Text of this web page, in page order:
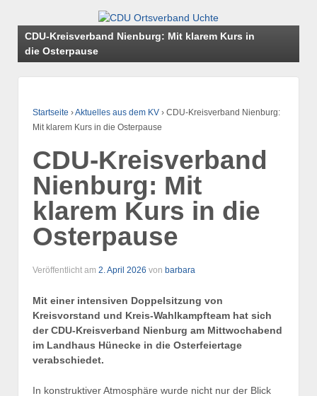
CDU-Kreisverband Nienburg: Mit klarem Kurs in
die Osterpause
Startseite ›Aktuelles aus dem KV › CDU-Kreisverband Nienburg:
Mit klarem Kurs in die Osterpause
CDU-Kreisverband
Nienburg: Mit
klarem Kurs in die
Osterpause
Veröffentlicht am 2. April 2026 von barbara
Mit einer intensiven Doppelsitzung von
Kreisvorstand und Kreis-Wahlkampfteam hat sich
der CDU-Kreisverband Nienburg am Mittwochabend
im Landhaus Hünecke in die Osterfeiertage
verabschiedet.
In konstruktiver Atmosphäre wurde nicht nur der Blick